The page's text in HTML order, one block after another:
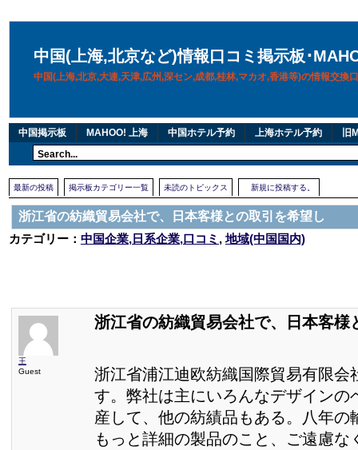
中国(上海,北京など)情報口コミ掲示板･
中国(上海,北京,大連,天津,広州,深セン,成都,桂林,マカオ,香港等)の情報交換
中国掲示板 MAHOO! 上海 中国ホテル予約 上海ホテル予約 旧
最新の投稿 掲示板カテゴリー一覧 未読のトピックス 新規に投稿する。
浙江省の紡織貿易会社で、日本客様との取引を希望し
カテゴリー： 中国企業,日系企業,口コミ ,地域(中国国内)
王
Guest
浙江省の紡織貿易会社で、日本客様
浙江省浦江迪欧紡織国際貿易有限会
す。弊社は主にいろんなデザインの
産して、他の紡績品もある。八年の
もっと詳細の製品のこと、ご遠慮な